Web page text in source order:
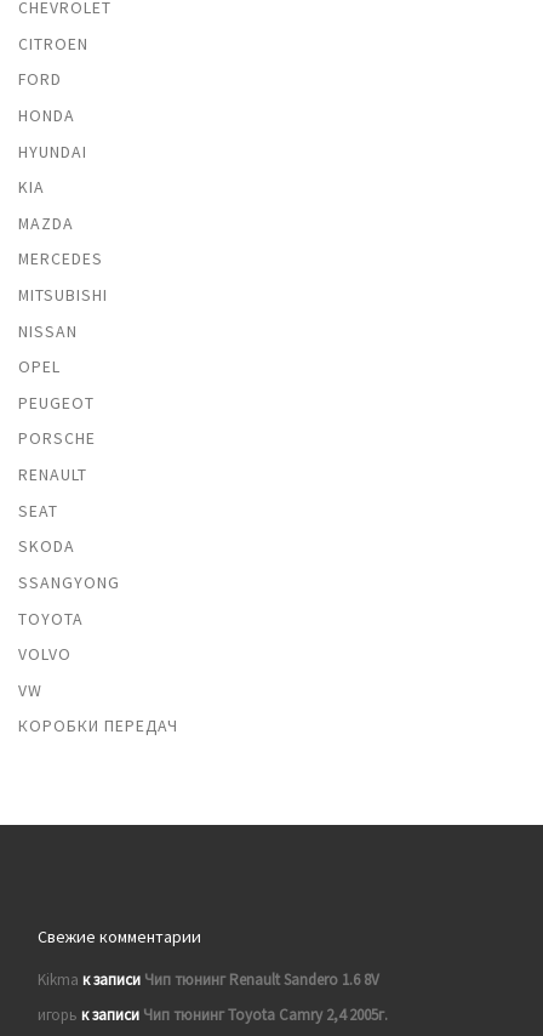
CHEVROLET
CITROEN
FORD
HONDA
HYUNDAI
KIA
MAZDA
MERCEDES
MITSUBISHI
NISSAN
OPEL
PEUGEOT
PORSCHE
RENAULT
SEAT
SKODA
SSANGYONG
TOYOTA
VOLVO
VW
КОРОБКИ ПЕРЕДАЧ
Свежие комментарии
Kikma к записи Чип тюнинг Renault Sandero 1.6 8V
игорь к записи Чип тюнинг Toyota Camry 2,4 2005г.